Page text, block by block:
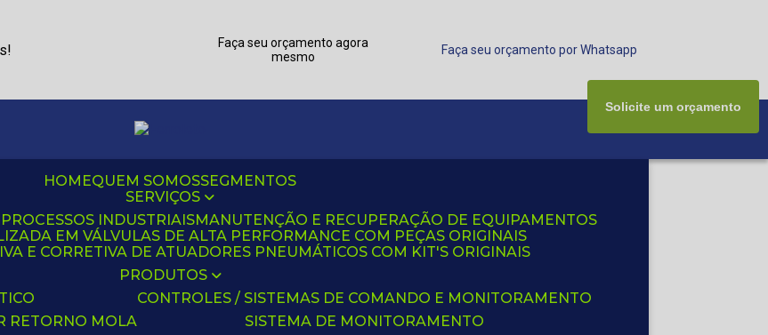
Faça seu orçamento agora
mesmo
Faça seu orçamento por Whatsapp
HOME QUEM SOMOS
SEGMENTOS
SERVIÇOS
INDUSTRIAIS
MANUTENÇÃO E RECUPERAÇÃO DE EQUIPAMENTOS
EM VÁLVULAS DE ALTA PERFORMANCE COM PEÇAS ORIGINAIS
E CORRETIVA DE ATUADORES PNEUMÁTICOS COM KIT'S ORIGINAIS
PRODUTOS
RETORNO MOLA
CONTROLES / SISTEMAS DE COMANDO E MONITORAMENTO
SISTEMA DE MONITORAMENTO
Solicite um orçamento